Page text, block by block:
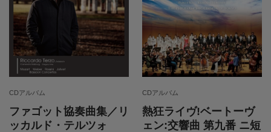
CDアルバム
ファゴット協奏曲集／リ
ッカルド・テルツォ
CDアルバム
熱狂ライヴ!ベートーヴ
ェン:交響曲 第九番 ニ短